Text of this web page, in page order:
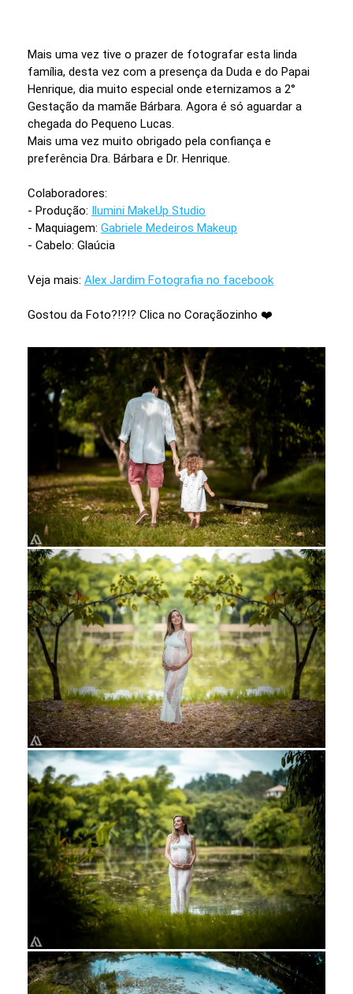
Mais uma vez tive o prazer de fotografar esta linda
família, desta vez com a presença da Duda e do Papai
Henrique, dia muito especial onde eternizamos a 2°
Gestação da mamãe Bárbara. Agora é só aguardar a
chegada do Pequeno Lucas.
Mais uma vez muito obrigado pela confiança e
preferência Dra. Bárbara e Dr. Henrique.
Colaboradores:
- Produção: Ilumini MakeUp Studio
- Maquiagem: Gabriele Medeiros Makeup
- Cabelo: Glaúcia
Veja mais: Alex Jardim Fotografia no facebook
Gostou da Foto?!?!? Clica no Coraçãozinho ❤️